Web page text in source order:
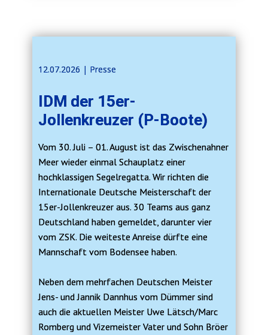
12.07.2026 | ​​Presse
IDM der 15er-
Jollenkreuzer (P-Boote)
Vom 30. Juli – 01. August ist das Zwischenahner
Meer wieder einmal Schauplatz einer
hochklassigen Segelregatta. Wir richten die
Internationale Deutsche Meisterschaft der
15er-Jollenkreuzer aus. 30 Teams aus ganz
Deutschland haben gemeldet, darunter vier
vom ZSK. Die weiteste Anreise dürfte eine
Mannschaft vom Bodensee haben.
Neben dem mehrfachen Deutschen Meister
Jens- und Jannik Dannhus vom Dümmer sind
auch die aktuellen Meister Uwe Lätsch/Marc
Romberg und Vizemeister Vater und Sohn Bröer